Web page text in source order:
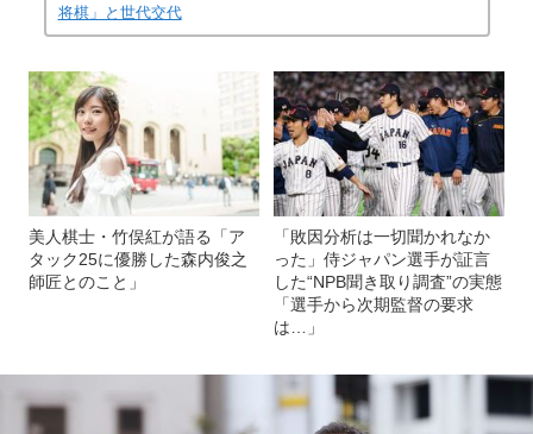
将棋」と世代交代
美人棋士・竹俣紅が語る「ア
タック25に優勝した森内俊之
師匠とのこと」
「敗因分析は一切聞かれなか
った」侍ジャパン選手が証言
した“NPB聞き取り調査”の実態
「選手から次期監督の要求
は…」